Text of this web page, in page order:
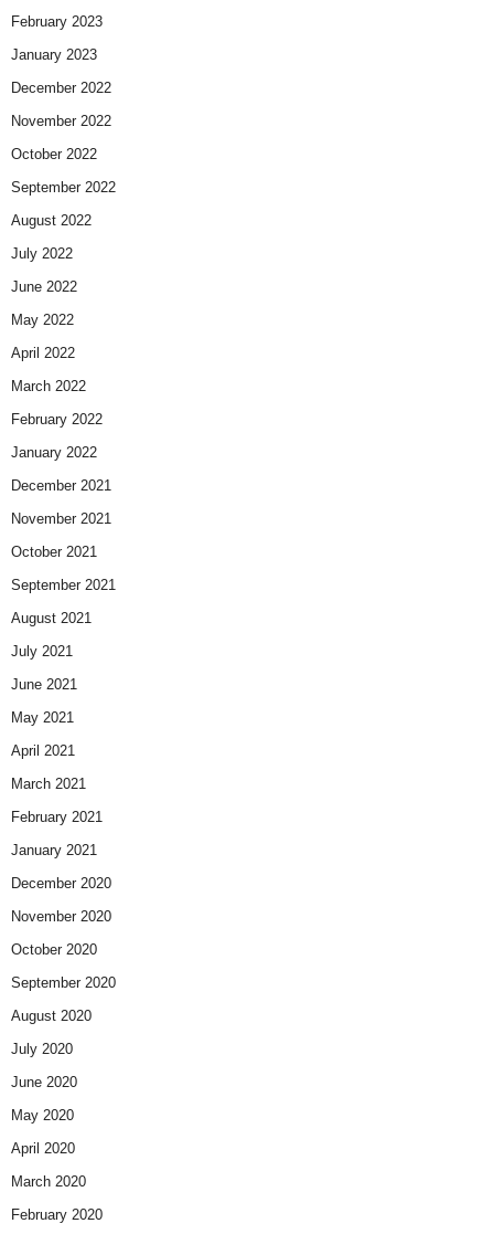
February 2023
January 2023
December 2022
November 2022
October 2022
September 2022
August 2022
July 2022
June 2022
May 2022
April 2022
March 2022
February 2022
January 2022
December 2021
November 2021
October 2021
September 2021
August 2021
July 2021
June 2021
May 2021
April 2021
March 2021
February 2021
January 2021
December 2020
November 2020
October 2020
September 2020
August 2020
July 2020
June 2020
May 2020
April 2020
March 2020
February 2020